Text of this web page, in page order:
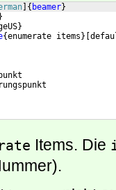
{ beamer}
}
}
{enumerate items }
Items. Die